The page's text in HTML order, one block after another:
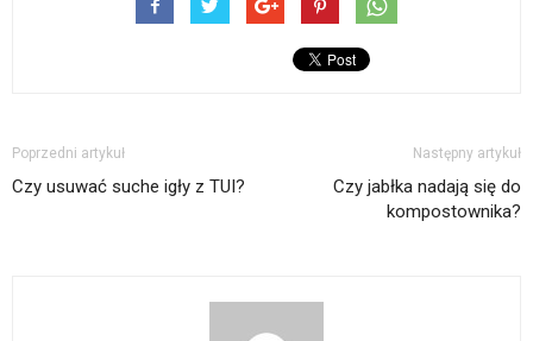
Poprzedni artykuł
Czy usuwać suche igły z TUI?
Następny artykuł
Czy jabłka nadają się do
kompostownika?